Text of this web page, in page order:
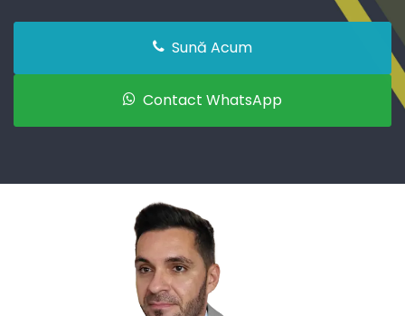
Sună Acum
Contact WhatsApp